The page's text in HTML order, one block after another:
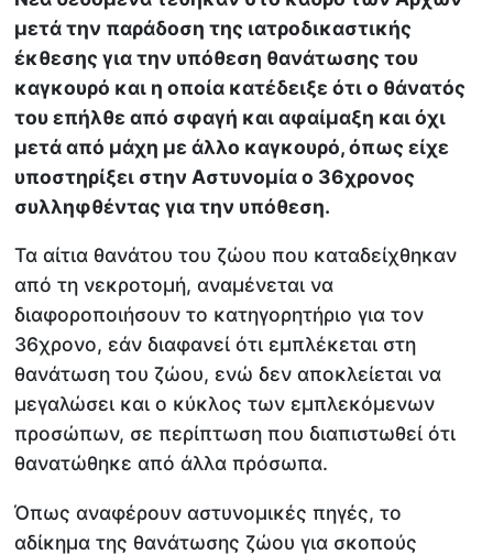
μετά την παράδοση της ιατροδικαστικής
έκθεσης για την υπόθεση θανάτωσης του
καγκουρό και η οποία κατέδειξε ότι ο θάνατός
του επήλθε από σφαγή και αφαίμαξη και όχι
μετά από μάχη με άλλο καγκουρό, όπως είχε
υποστηρίξει στην Αστυνομία ο 36χρονος
συλληφθέντας για την υπόθεση.
Τα αίτια θανάτου του ζώου που καταδείχθηκαν
από τη νεκροτομή, αναμένεται να
διαφοροποιήσουν το κατηγορητήριο για τον
36χρονο, εάν διαφανεί ότι εμπλέκεται στη
θανάτωση του ζώου, ενώ δεν αποκλείεται να
μεγαλώσει και ο κύκλος των εμπλεκόμενων
προσώπων, σε περίπτωση που διαπιστωθεί ότι
θανατώθηκε από άλλα πρόσωπα.
Όπως αναφέρουν αστυνομικές πηγές, το
αδίκημα της θανάτωσης ζώου για σκοπούς